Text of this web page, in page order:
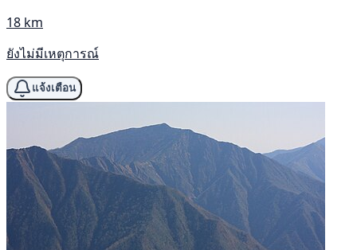
18 km
ยังไม่มีเหตุการณ์
แจ้งเตือน